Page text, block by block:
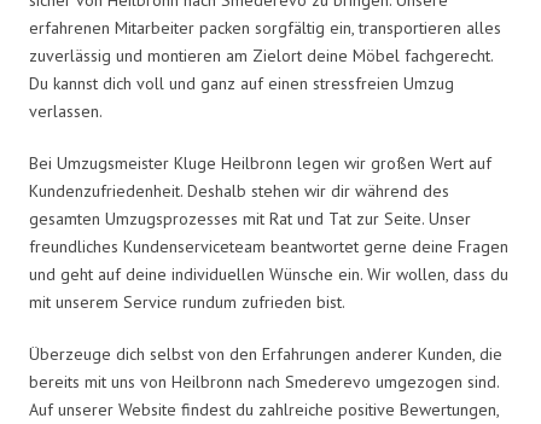
erfahrenen Mitarbeiter packen sorgfältig ein, transportieren alles
zuverlässig und montieren am Zielort deine Möbel fachgerecht.
Du kannst dich voll und ganz auf einen stressfreien Umzug
verlassen.
Bei Umzugsmeister Kluge Heilbronn legen wir großen Wert auf
Kundenzufriedenheit. Deshalb stehen wir dir während des
gesamten Umzugsprozesses mit Rat und Tat zur Seite. Unser
freundliches Kundenserviceteam beantwortet gerne deine Fragen
und geht auf deine individuellen Wünsche ein. Wir wollen, dass du
mit unserem Service rundum zufrieden bist.
Überzeuge dich selbst von den Erfahrungen anderer Kunden, die
bereits mit uns von Heilbronn nach Smederevo umgezogen sind.
Auf unserer Website findest du zahlreiche positive Bewertungen,